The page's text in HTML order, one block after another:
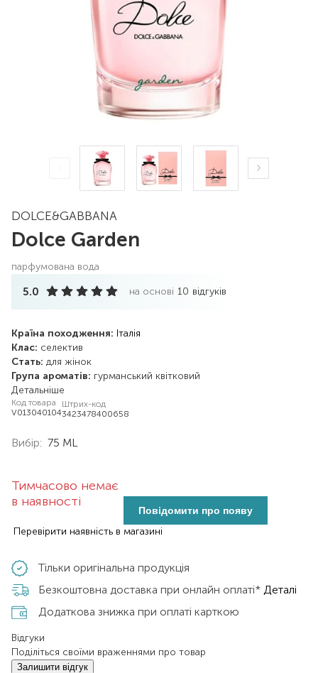
DOLCE&GABBANA
Dolce Garden
парфумована вода
5.0 на основі 10 відгуків
Країна походження: Італія
Клас: селектив
Стать: для жінок
Група ароматів: гурманський квітковий
Детальніше
Код товара
V013040104
Штрих-код
3423478400658
Вибір: 75 ML
Тимчасово немає
в наявності
Повідомити про появу
Перевірити наявність в магазині
Тільки оригінальна продукція
Безкоштовна доставка при онлайн оплаті* Деталі
Додаткова знижка при оплаті карткою
Відгуки
Поділіться своїми враженнями про товар
Залишити відгук